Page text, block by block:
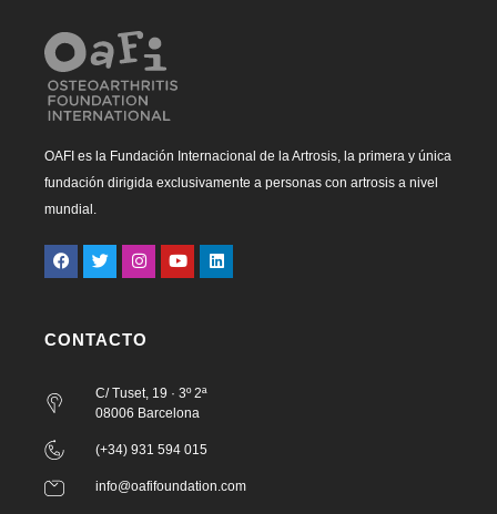
OAFI es la Fundación Internacional de la Artrosis, la primera y única
fundación dirigida exclusivamente a personas con artrosis a nivel
mundial.
CONTACTO
C/ Tuset, 19 · 3º 2ª
08006 Barcelona
(+34) 931 594 015
info@oafifoundation.com